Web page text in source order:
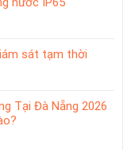
sát tạm thời
Tại Đà Nẵng 2026